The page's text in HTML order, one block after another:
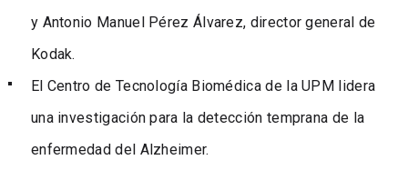
y Antonio Manuel Pérez Álvarez, director general de
Kodak.
El Centro de Tecnología Biomédica de la UPM lidera
una investigación para la detección temprana de la
enfermedad del Alzheimer.